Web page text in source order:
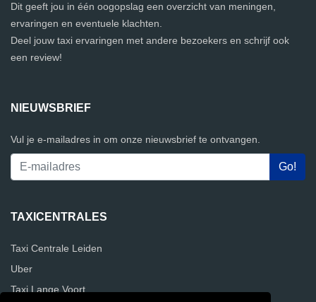
Dit geeft jou in één oogopslag een overzicht van meningen,
ervaringen en eventuele klachten.
Deel jouw taxi ervaringen met andere bezoekers en schrijf ook
een review!
NIEUWSBRIEF
Vul je e-mailadres in om onze nieuwsbrief te ontvangen.
TAXICENTRALES
Taxi Centrale Leiden
Uber
Taxi Lange Voort